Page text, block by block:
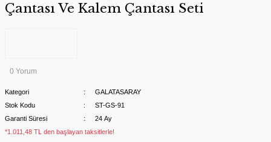
Çantası Ve Kalem Çantası Seti
0 Yorum
Kategori
GALATASARAY
Stok Kodu
ST-GS-91
Garanti Süresi
24 Ay
*1.011,48 TL den başlayan taksitlerle!